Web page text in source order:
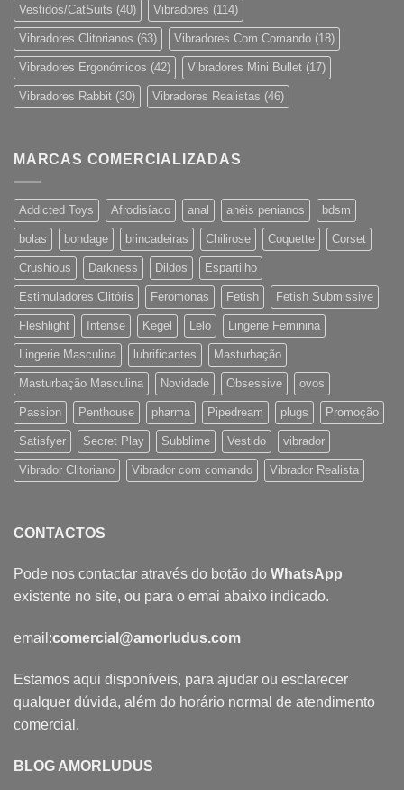
Vestidos/CatSuits (40) Vibradores (114)
Vibradores Clitorianos (63) Vibradores Com Comando (18)
Vibradores Ergonómicos (42) Vibradores Mini Bullet (17)
Vibradores Rabbit (30) Vibradores Realistas (46)
MARCAS COMERCIALIZADAS
Addicted Toys Afrodisíaco anal anéis penianos bdsm
bolas bondage brincadeiras Chilirose Coquette Corset
Crushious Darkness Dildos Espartilho
Estimuladores Clitóris Feromonas Fetish Fetish Submissive
Fleshlight Intense Kegel Lelo Lingerie Feminina
Lingerie Masculina lubrificantes Masturbação
Masturbação Masculina Novidade Obsessive ovos
Passion Penthouse pharma Pipedream plugs Promoção
Satisfyer Secret Play Subblime Vestido vibrador
Vibrador Clitoriano Vibrador com comando Vibrador Realista
CONTACTOS
Pode nos contactar através do botão do WhatsApp
existente no site, ou para o emai abaixo indicado.
email:comercial@amorludus.com
Estamos aqui disponíveis, para ajudar ou esclarecer
qualquer dúvida, além do horário normal de atendimento
comercial.
BLOG AMORLUDUS